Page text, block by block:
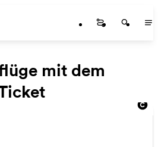
Startseite
mit dem